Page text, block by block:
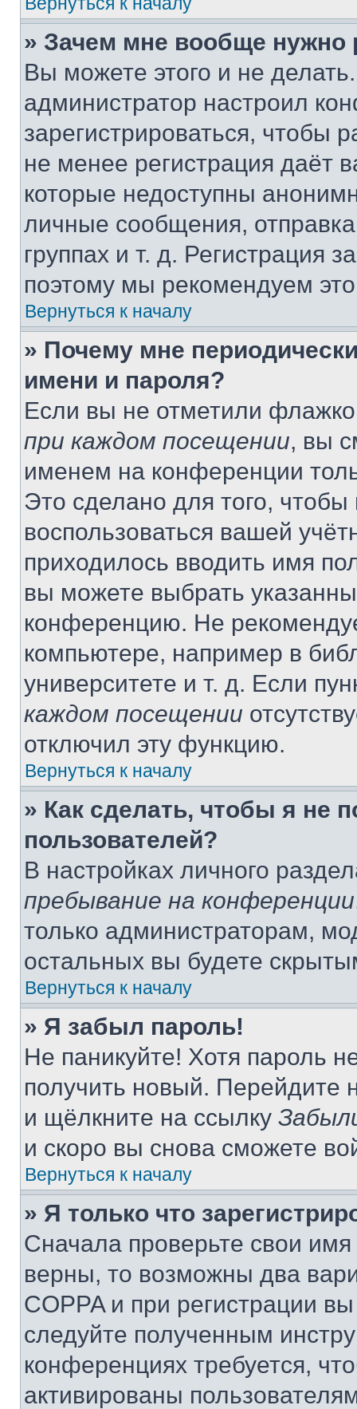
» Зачем мне вообще нужно
Вы можете этого и не
администратор настроил
зарегистрироваться, чтобы
не менее регистрация даёт
которые недоступны
личные сообщения,
группах и т. д. Регистрация
поэтому мы рекомендуем
Вернуться к началу
» Почему мне
имени и пароля?
Если вы не отметили
при каждом посещении, вы
именем на конференции
Это сделано для того, чтобы
воспользоваться вашей
приходилось вводить имя
вы можете выбрать
конференцию. Не
компьютере, например в
университете и т. д. Если
каждом посещении
отключил эту функцию.
Вернуться к началу
» Как сделать, чтобы я не
пользователей?
В настройках личного
пребывание на конференции
только администраторам,
остальных вы будете
Вернуться к началу
» Я забыл пароль!
Не паникуйте! Хотя пароль
получить новый. Перейдите
и щёлкните на ссылку
и скоро вы снова сможете
Вернуться к началу
» Я только что
Сначала проверьте свои
верны, то возможны два
COPPA и при регистрации
следуйте полученным
конференциях требуется,
активированы